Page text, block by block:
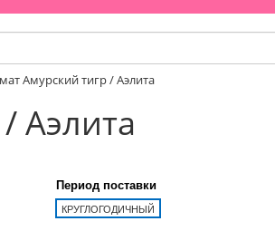
Амурский тигр / Аэлита
Аэлита
Период поставки
КРУГЛОГОДИЧНЫЙ